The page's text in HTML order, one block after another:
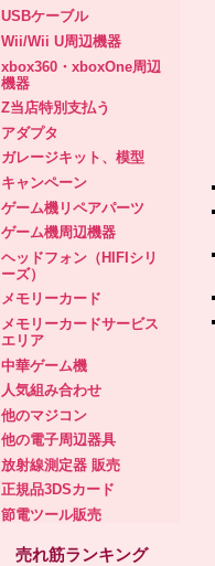
USBケーブル
Wii/Wii U周辺機器
xbox360・xboxOne周辺
機器
Z当店特別支払う
アダプタ
ガレージキット、模型
キャンペーン
ゲーム機リペアパーツ
ゲーム機周辺機器
ヘッドフォン（HIFIシリ
ーズ）
メモリーカード
メモリーカードサービス
エリア
中華ゲーム機
人気組み合わせ
他のマジコン
他の電子周辺器具
放射線測定器 販売
正規品3DSカード
節電ツール販売
売れ筋ランキング